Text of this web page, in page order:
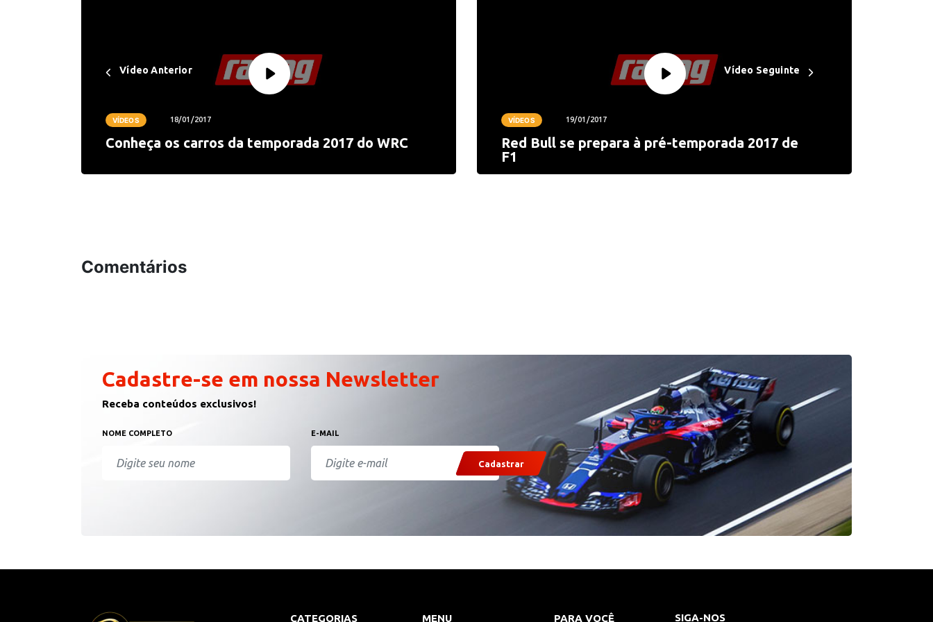
Vídeo Anterior
VÍDEOS 18/01/2017
Conheça os carros da temporada 2017 do WRC
Vídeo Seguinte
VÍDEOS 19/01/2017
Red Bull se prepara à pré-temporada 2017 de
F1
Comentários
Cadastre-se em nossa Newsletter
Receba conteúdos exclusivos!
NOME COMPLETO E-MAIL
Cadastrar
CATEGORIAS MENU PARA VOCÊ SIGA-NOS